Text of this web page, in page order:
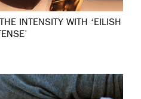
INTENSITY WITH ‘EILISH